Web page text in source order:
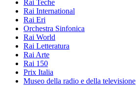
Rai Teche
Rai International
Rai Eri
Orchestra Sinfonica
Rai World
Rai Letteratura
Rai Arte
Rai 150
Prix Italia
Museo della radio e della televisione